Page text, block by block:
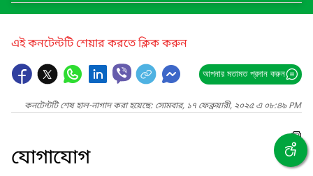
এই কনটেন্টটি শেয়ার করতে ক্লিক করুন
আপনার মতামত প্রদান করুন
কনটেন্টটি শেষ হাল-নাগাদ করা হয়েছে: সোমবার, ১৭ ফেব্রুয়ারী, ২০২৫ এ ০৮:৪৯ PM
যোগাযোগ